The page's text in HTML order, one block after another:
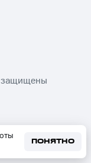
ПОНЯТНО